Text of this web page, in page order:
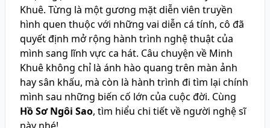
Khuê. Từng là một gương mặt diễn viên truyền
hình quen thuộc với những vai diễn cá tính, cô đã
quyết định mở rộng hành trình nghệ thuật của
mình sang lĩnh vực ca hát. Câu chuyện về Minh
Khuê không chỉ là ánh hào quang trên màn ảnh
hay sân khấu, mà còn là hành trình đi tìm lại chính
mình sau những biến cố lớn của cuộc đời. Cùng
Hồ Sơ Ngôi Sao, tìm hiểu chi tiết về người nghệ sĩ